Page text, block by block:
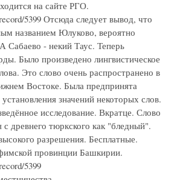
на сайте РГО.
5399 Отсюда следует вывод, что
названием Юлуково, вероятно
Сабаево - некий Таус. Теперь
Было произведено лингвистическое
Это слово очень распространено в
Востоке. Была предпринята
значений некоторых слов.
исследование. Вкратце. Слово
древнего тюркского как "бледный".
разрешения. Бесплатные.
провинции Башкирии.
5399